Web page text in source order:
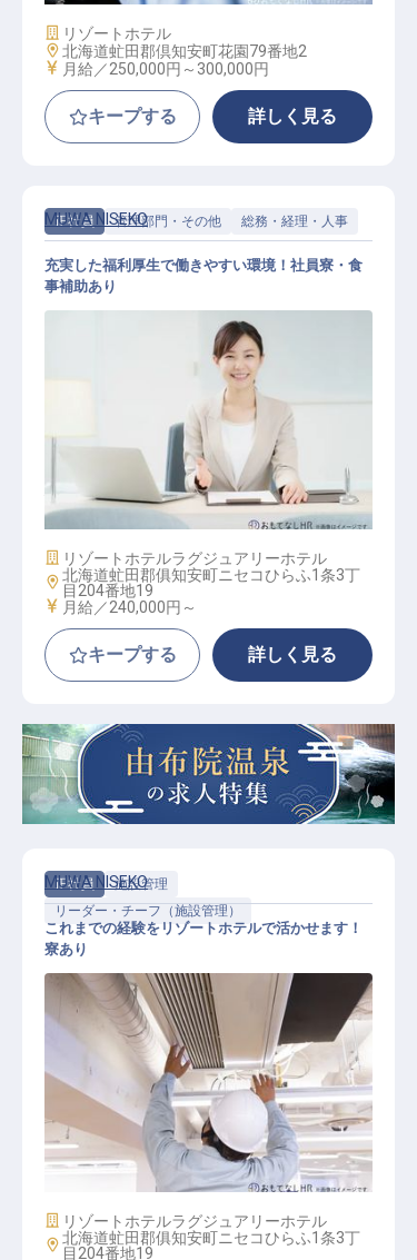
施設業態
リゾートホテル
勤務地
北海道虻田郡倶知安町花園79番地2
給与
月給／250,000円～ 300,000円
キープする 詳しく見る
正社員 管理部門・その他 総務・経理・人事
経理スタッフ
MUWA NISEKO
充実した福利厚生で働きやすい環境！社員寮・食
事補助あり
施設業態
リゾートホテルラグジュアリーホテル
勤務地
北海道虻田郡俱知安町ニセコひらふ1条3丁
目204番地19
給与
月給／240,000円～
キープする 詳しく見る
正社員
施設管理
リーダー・チーフ（施設管理）
チーフエンジニア
MUWA NISEKO
これまでの経験をリゾートホテルで活かせます！
寮あり
施設業態
リゾートホテルラグジュアリーホテル
勤務地
北海道虻田郡俱知安町ニセコひらふ1条3丁
目204番地19